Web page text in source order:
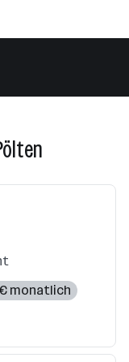
€ monatlich